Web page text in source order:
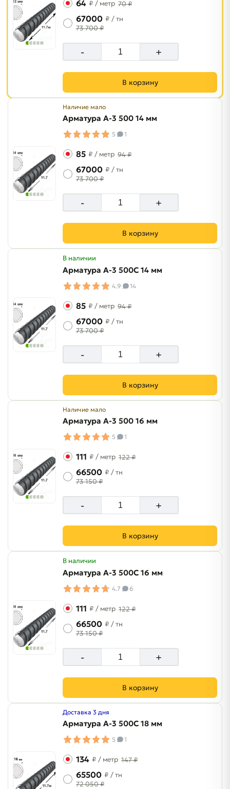
64 ₽ / метр 70 ₽
67000 ₽ / тн
73 700 ₽
- +
В корзину
Наличие мало
Арматура A-3 500 14 мм
5 1
85 ₽ / метр 94 ₽
67000 ₽ / тн
73 700 ₽
- +
В корзину
В наличии
Арматура A-3 500C 14 мм
4.9 14
85 ₽ / метр 94 ₽
67000 ₽ / тн
73 700 ₽
- +
В корзину
Наличие мало
Арматура A-3 500 16 мм
5 1
111 ₽ / метр 122 ₽
66500 ₽ / тн
73 150 ₽
- +
В корзину
В наличии
Арматура A-3 500C 16 мм
4.7 6
111 ₽ / метр 122 ₽
66500 ₽ / тн
73 150 ₽
- +
В корзину
Доставка 3 дня
Арматура A-3 500C 18 мм
5 1
134 ₽ / метр 147 ₽
65500 ₽ / тн
72 050 ₽